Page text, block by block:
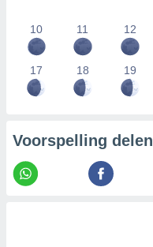
10 11 12
17 18 19
Voorspelling delen